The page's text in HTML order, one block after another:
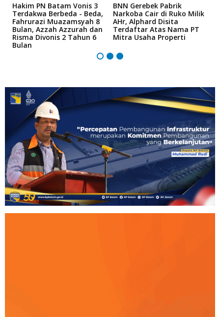
Hakim PN Batam Vonis 3
Terdakwa Berbeda - Beda,
Fahrurazi Muazamsyah 8
Bulan, Azzah Azzurah dan
Risma Divonis 2 Tahun 6
Bulan
BNN Gerebek Pabrik
Narkoba Cair di Ruko Milik
AHr, Alphard Disita
Terdaftar Atas Nama PT
Mitra Usaha Properti